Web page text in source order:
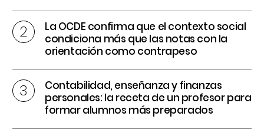
La OCDE confirma que el contexto social
condiciona más que las notas con la
orientación como contrapeso
Contabilidad, enseñanza y finanzas
personales: la receta de un profesor para
formar alumnos más preparados